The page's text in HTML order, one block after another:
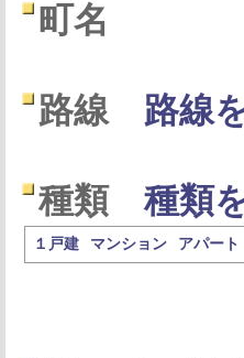
町名
路線 路線
種類 種類
１戸建 マンション アパート